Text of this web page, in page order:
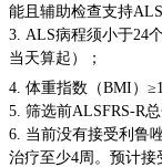
能且辅助检查支持
3. ALS病程须小于24
当天算起）；
4. 体重指数（BMI）
5. 筛选前ALSFRS-R
6. 当前没有接受利鲁
治疗至少4周。预计接